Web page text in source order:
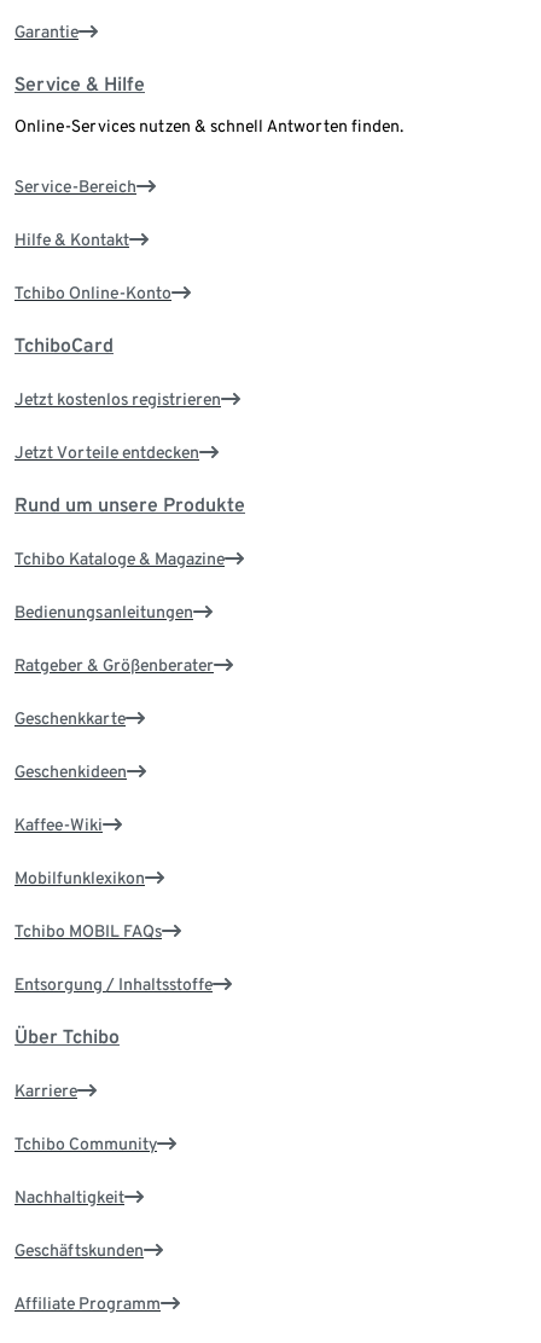
Garantie
Service & Hilfe
Online-Services nutzen & schnell Antworten finden.
Service-Bereich
Hilfe & Kontakt
Tchibo Online-Konto
TchiboCard
Jetzt kostenlos registrieren
Jetzt Vorteile entdecken
Rund um unsere Produkte
Tchibo Kataloge & Magazine
Bedienungsanleitungen
Ratgeber & Größenberater
Geschenkkarte
Geschenkideen
Kaffee-Wiki
Mobilfunklexikon
Tchibo MOBIL FAQs
Entsorgung / Inhaltsstoffe
Über Tchibo
Karriere
Tchibo Community
Nachhaltigkeit
Geschäftskunden
Affiliate Programm